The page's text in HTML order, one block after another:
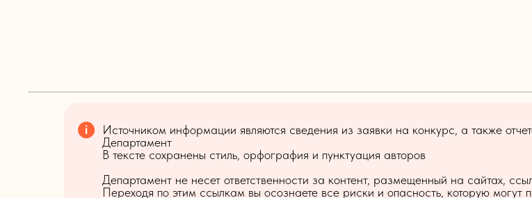
Источником информации являются сведения из заявки на конкурс, а также
Департамент
В тексте сохранены стиль, орфография и пунктуация авторов
Департамент не несет ответственности за контент, размещенный на сайтах,
Переходя по этим ссылкам вы осознаете все риски и опасность, которую могут